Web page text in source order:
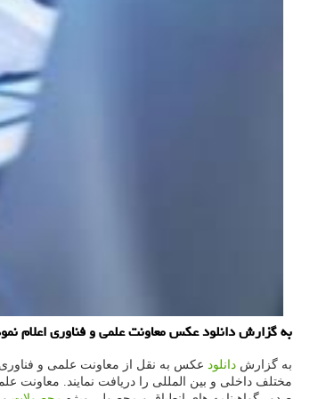
به گزارش دانلود عکس معاونت علمی و فناوری اعلام
به گزارش دانلود عکس به نقل از معاونت علمی و فناوری،
مختلف داخلی و بین المللی را دریافت نمایند. معاونت